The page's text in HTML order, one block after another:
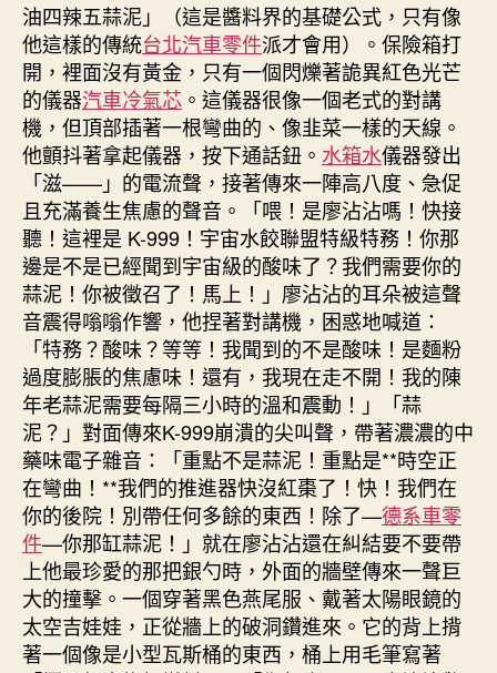
油四辣五蒜泥」（這是醬料界的基礎公式，只有像
他這樣的傳統台北汽車零件派才會用）。保險箱打
開，裡面沒有黃金，只有一個閃爍著詭異紅色光芒
的儀器汽車冷氣芯 。這儀器很像一個老式的對講
機，但頂部插著一根彎曲的、像韭菜一樣的天線。
他顫抖著拿起儀器，按下通話鈕。 水箱水儀器發出
「滋——」的電流聲，接著傳來一陣高八度、急促
且充滿養生焦慮的聲音。「喂！是廖沾沾嗎！快接
聽！這裡是 K-999！宇宙水餃聯盟特級特務！你那
邊是不是已經聞到宇宙級的酸味了？我們需要你的
蒜泥！你被徵召了！馬上！」廖沾沾的耳朵被這聲
音震得嗡嗡作響，他捏著對講機，困惑地喊道：
「特務？酸味？等等！我聞到的不是酸味！是麵粉
過度膨脹的焦慮味！還有，我現在走不開！我的陳
年老蒜泥需要每隔三小時的溫和震動！」「蒜
泥？」對面傳來K-999崩潰的尖叫聲，帶著濃濃的中
藥味電子雜音：「重點不是蒜泥！重點是**時空正
在彎曲！**我們的推進器快沒紅棗了！快！我們在
你的後院！別帶任何多餘的東西！除了—德系車零
件—你那缸蒜泥！」就在廖沾沾還在糾結要不要帶
上他最珍愛的那把銀勺時，外面的牆壁傳來一聲巨
大的撞擊。一個穿著黑色燕尾服、戴著太陽眼鏡的
太空吉娃娃，正從牆上的破洞鑽進來。它的背上揹
著一個像是小型瓦斯桶的東西，桶上用毛筆寫著